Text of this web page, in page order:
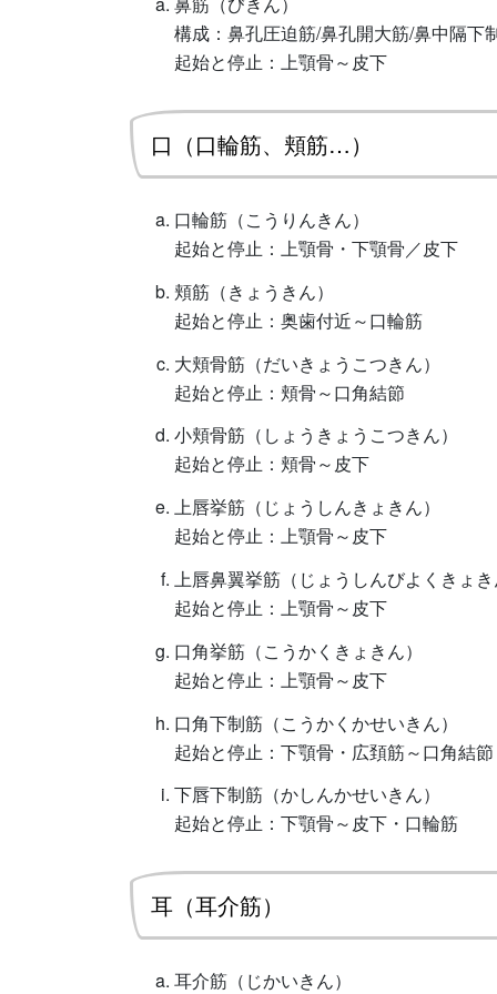
構成：鼻孔圧迫筋/鼻孔開大筋/鼻中隔下
起始と停止：上顎骨～皮下
口（口輪筋、頬筋…）
口輪筋（こうりんきん）
起始と停止：上顎骨・下顎骨／皮下
頬筋（きょうきん）
起始と停止：奥歯付近～口輪筋
大頬骨筋（だいきょうこつきん）
起始と停止：頬骨～口角結節
小頬骨筋（しょうきょうこつきん）
起始と停止：頬骨～皮下
上唇挙筋（じょうしんきょきん）
起始と停止：上顎骨～皮下
上唇鼻翼挙筋（じょうしんびよくきょ
起始と停止：上顎骨～皮下
口角挙筋（こうかくきょきん）
起始と停止：上顎骨～皮下
口角下制筋（こうかくかせいきん）
起始と停止：下顎骨・広頚筋～口角結節
下唇下制筋（かしんかせいきん）
起始と停止：下顎骨～皮下・口輪筋
耳（耳介筋）
耳介筋（じかいきん）